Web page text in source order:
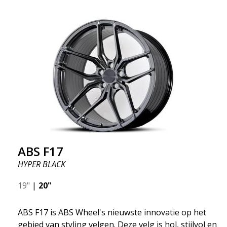
gewicht en sterker materiaal heeft. U rijdt
comfortabeler dankzijhet onafgeveerde gewicht.
Het is de Gucci van de velgenwereld! 😍
ABS F17
HYPER BLACK
19" | 20"
ABS F17 is ABS Wheel's nieuwste innovatie op het
gebied van styling velgen. Deze velg is hol, stijlvol en